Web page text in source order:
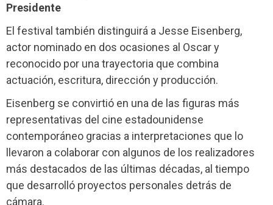
Presidente
El festival también distinguirá a Jesse Eisenberg,
actor nominado en dos ocasiones al Oscar y
reconocido por una trayectoria que combina
actuación, escritura, dirección y producción.
Eisenberg se convirtió en una de las figuras más
representativas del cine estadounidense
contemporáneo gracias a interpretaciones que lo
llevaron a colaborar con algunos de los realizadores
más destacados de las últimas décadas, al tiempo
que desarrolló proyectos personales detrás de
cámara.